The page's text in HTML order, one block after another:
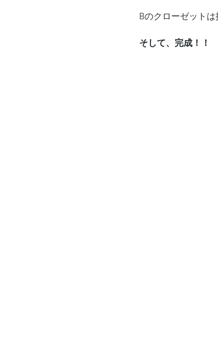
Bのクローゼット
そして、完成！！